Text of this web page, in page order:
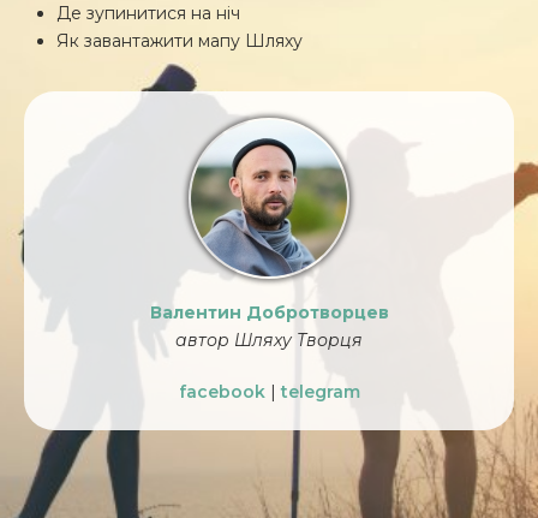
Де зупинитися на ніч
Як завантажити мапу Шляху
Валентин Добротворцев
автор Шляху Творця
facebook |telegram